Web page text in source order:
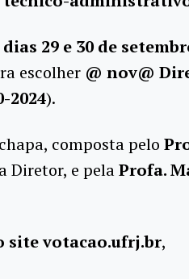
29 e 30 de
escolher @ nov@
2024).
composta pelo
Diretor, e pelaProfa.
site votacao.ufrj.br,